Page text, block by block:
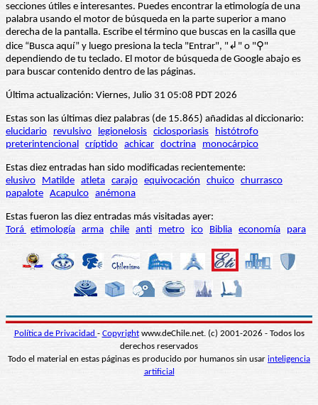
secciones útiles e interesantes. Puedes encontrar la etimología de una
palabra usando el motor de búsqueda en la parte superior a mano
derecha de la pantalla. Escribe el término que buscas en la casilla que
dice “Busca aquí” y luego presiona la tecla "Entrar", "↲" o "⚲"
dependiendo de tu teclado. El motor de búsqueda de Google abajo es
para buscar contenido dentro de las páginas.
Última actualización: Viernes, Julio 31 05:08 PDT 2026
Estas son las últimas diez palabras (de 15.865) añadidas al diccionario:
elucidario
revulsivo legionelosis ciclosporiasis
histótrofo
preterintencional
críptido achicar doctrina monocárpico
Estas diez entradas han sido modificadas recientemente:
elusivo
Matilde atleta carajo equivocación chuico churrasco
papalote Acapulco anémona
Estas fueron las diez entradas más visitadas ayer:
Torá etimología arma chile anti metro ico Biblia economía para
Política de Privacidad - Copyrightwww.deChile.net. (c) 2001-2026 - Todos los
derechos reservados
Todo el material en estas páginas es producido por humanos sin usar inteligencia
artificial